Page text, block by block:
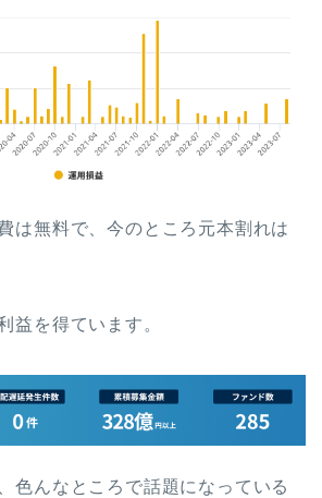
は無料で、今のところ元本割れは
益を得ています。
色んなところで話題になっている